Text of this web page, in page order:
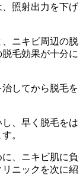
照射出力を下げ
ニキビ周辺の脱
脱毛効果が十分に
してから脱毛を
し、早く脱毛をは
。
、ニキビ肌に負
ニックを次に紹